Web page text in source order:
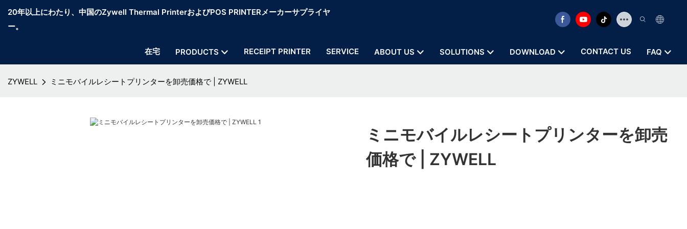
20年以上にわたり、中国のZywell Thermal PrinterおよびPOS PRINTERメーカーサプライヤ
ー。
在宅 PRODUCTS RECEIPT PRINTER SERVICE ABOUT US SOLUTIONS DOWNLOAD CONTACT US FAQ
ZYWELL ミニモバイルレシートプリンターを卸売価格で | ZYWELL
ミニモバイルレシートプリンターを卸売
価格で | ZYWELL